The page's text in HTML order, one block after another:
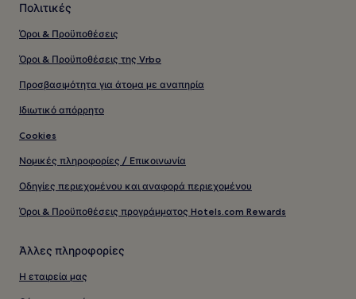
Πολιτικές
Όροι & Προϋποθέσεις
Όροι & Προϋποθέσεις της Vrbo
Προσβασιμότητα για άτομα με αναπηρία
Ιδιωτικό απόρρητο
Cookies
Νομικές πληροφορίες / Επικοινωνία
Οδηγίες περιεχομένου και αναφορά περιεχομένου
Όροι & Προϋποθέσεις προγράμματος Hotels.com Rewards
Άλλες πληροφορίες
Η εταιρεία μας